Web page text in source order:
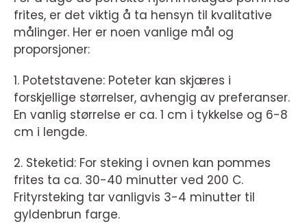
frites, er det viktig å ta hensyn til kvalitative
målinger. Her er noen vanlige mål og
proporsjoner:
1. Potetstavene: Poteter kan skjæres i
forskjellige størrelser, avhengig av preferanser.
En vanlig størrelse er ca. 1 cm i tykkelse og 6-8
cm i lengde.
2. Steketid: For steking i ovnen kan pommes
frites ta ca. 30-40 minutter ved 200 C.
Frityrsteking tar vanligvis 3-4 minutter til
gyldenbrun farge.